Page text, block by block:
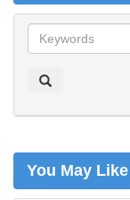
o
n
You May Like